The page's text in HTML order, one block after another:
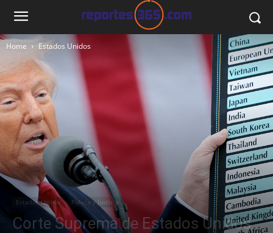
Home Estados Unidos
Estados Unidos Policía y Justicia
Corte Suprema de Estados Unidos